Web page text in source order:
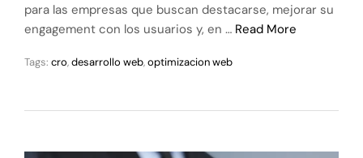
para las empresas que buscan destacarse, mejorar su
engagement con los usuarios y, en … Read More
Tags: cro,desarrollo web,optimizacion web